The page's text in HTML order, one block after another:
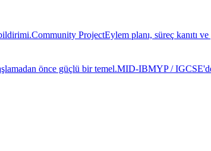
Community ProjectEylem planı, süreç kanıtı ve
önce güçlü bir temel.MID-IBMYP /